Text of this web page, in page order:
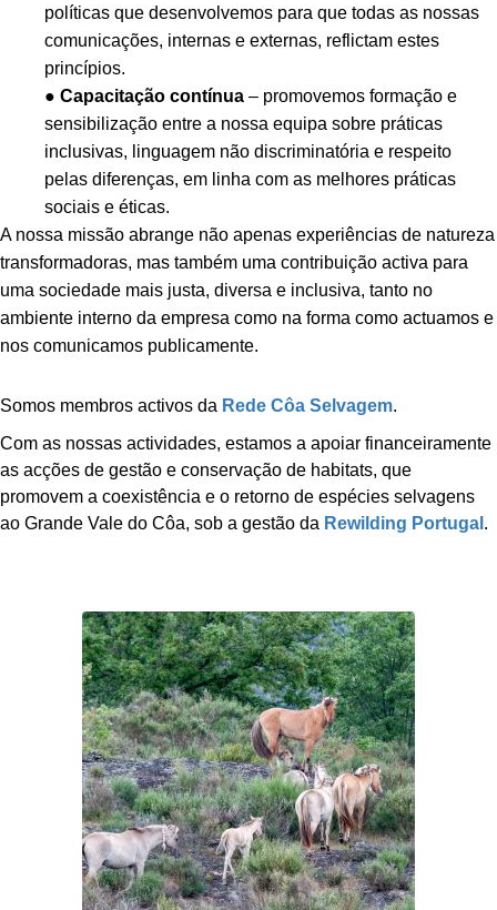
políticas que desenvolvemos para que todas as nossas
comunicações, internas e externas, reflictam estes
princípios.
● Capacitação contínua – promovemos formação e
sensibilização entre a nossa equipa sobre práticas
inclusivas, linguagem não discriminatória e respeito
pelas diferenças, em linha com as melhores práticas
sociais e éticas.
A nossa missão abrange não apenas experiências de natureza
transformadoras, mas também uma contribuição activa para
uma sociedade mais justa, diversa e inclusiva, tanto no
ambiente interno da empresa como na forma como actuamos e
nos comunicamos publicamente.
Somos membros activos da Rede Côa Selvagem.
Com as nossas actividades, estamos a apoiar financeiramente
as acções de gestão e conservação de habitats, que
promovem a coexistência e o retorno de espécies selvagens
ao Grande Vale do Côa, sob a gestão da Rewilding Portugal .